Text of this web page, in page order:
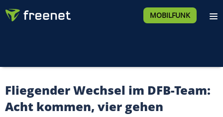
MOBILFUNK
Fliegender Wechsel im DFB-Team:
Acht kommen, vier gehen